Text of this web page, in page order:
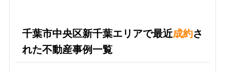
千葉市中央区新千葉エリアで最近成約さ
れた不動産事例一覧